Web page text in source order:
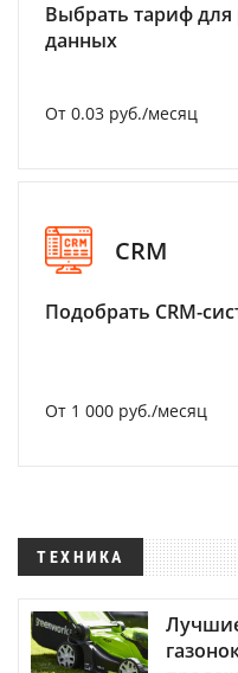
Выбрать тариф для
данных
От 0.03 руб./месяц
CRM
Подобрать CRM-
От 1 000 руб./месяц
ТЕХНИКА